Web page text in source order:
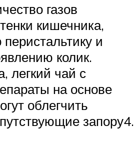
газов
кишечника,
перистальтику и
колик.
легкий чай с
на основе
облегчить
запору4.